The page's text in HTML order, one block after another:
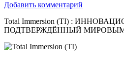
Добавить комментарий
Total Immersion (TI) :
ПОДТВЕРЖДЁННЫЙ